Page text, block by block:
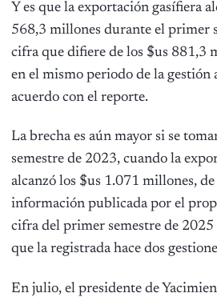
Y es que la exportación gasífiera
568,3 millones durante el primer
cifra que difiere de los $us 881,3
en el mismo periodo de la gestión
acuerdo con el reporte.
La brecha es aún mayor si se
semestre de 2023, cuando la
alcanzó los $us 1.071 millones,
información publicada por el
cifra del primer semestre de 2025
que la registrada hace dos
En julio, el presidente de